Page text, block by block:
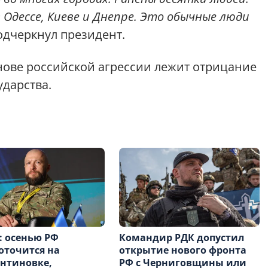
Киеве и Днепре. Это обычные люди
президент.
российской агрессии лежит отрицание
осенью РФ
на
Командир РДК допустил
открытие нового фронта
РФ с Черниговщины или